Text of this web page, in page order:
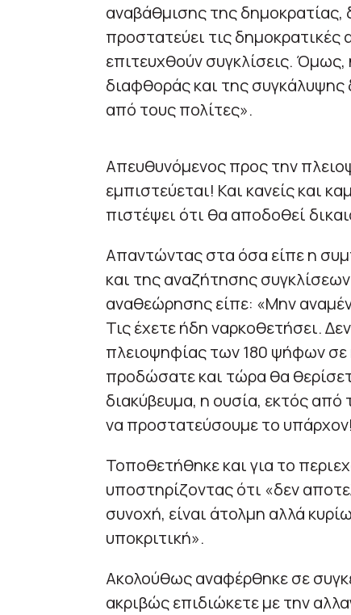
αναβάθμισης της
προστατεύει τις δημοκρατικές
επιτευχθούν συγκλίσεις.
διαφθοράς και της συγκάλυψης
από τους πολίτες».
Απευθυνόμενος προς την
εμπιστεύεται! Και κανείς και
πιστέψει ότι θα αποδοθεί
Απαντώντας στα όσα είπε η
και της αναζήτησης
αναθεώρησης είπε: «Μην
Τις έχετε ήδη ναρκοθετήσει.
πλειοψηφίας των 180 ψήφων σε
προδώσατε και τώρα θα
διακύβευμα, η ουσία, εκτός από
να προστατεύσουμε το
Τοποθετήθηκε και για το
υποστηρίζοντας ότι «δεν
συνοχή, είναι άτολμη αλλά
υποκριτική».
Ακολούθως αναφέρθηκε σε
ακριβώς επιδιώκετε με την